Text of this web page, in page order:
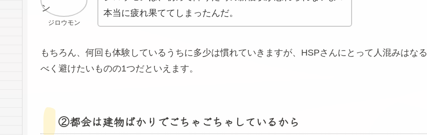
ジロウモン
本当に疲れ果ててしまったんだ。
もちろん、何回も体験しているうちに多少は慣れていきますが、HSPさんにとって人混みはなる
べく避けたいものの1つだといえます。
②都会は建物ばかりでごちゃごちゃしているから